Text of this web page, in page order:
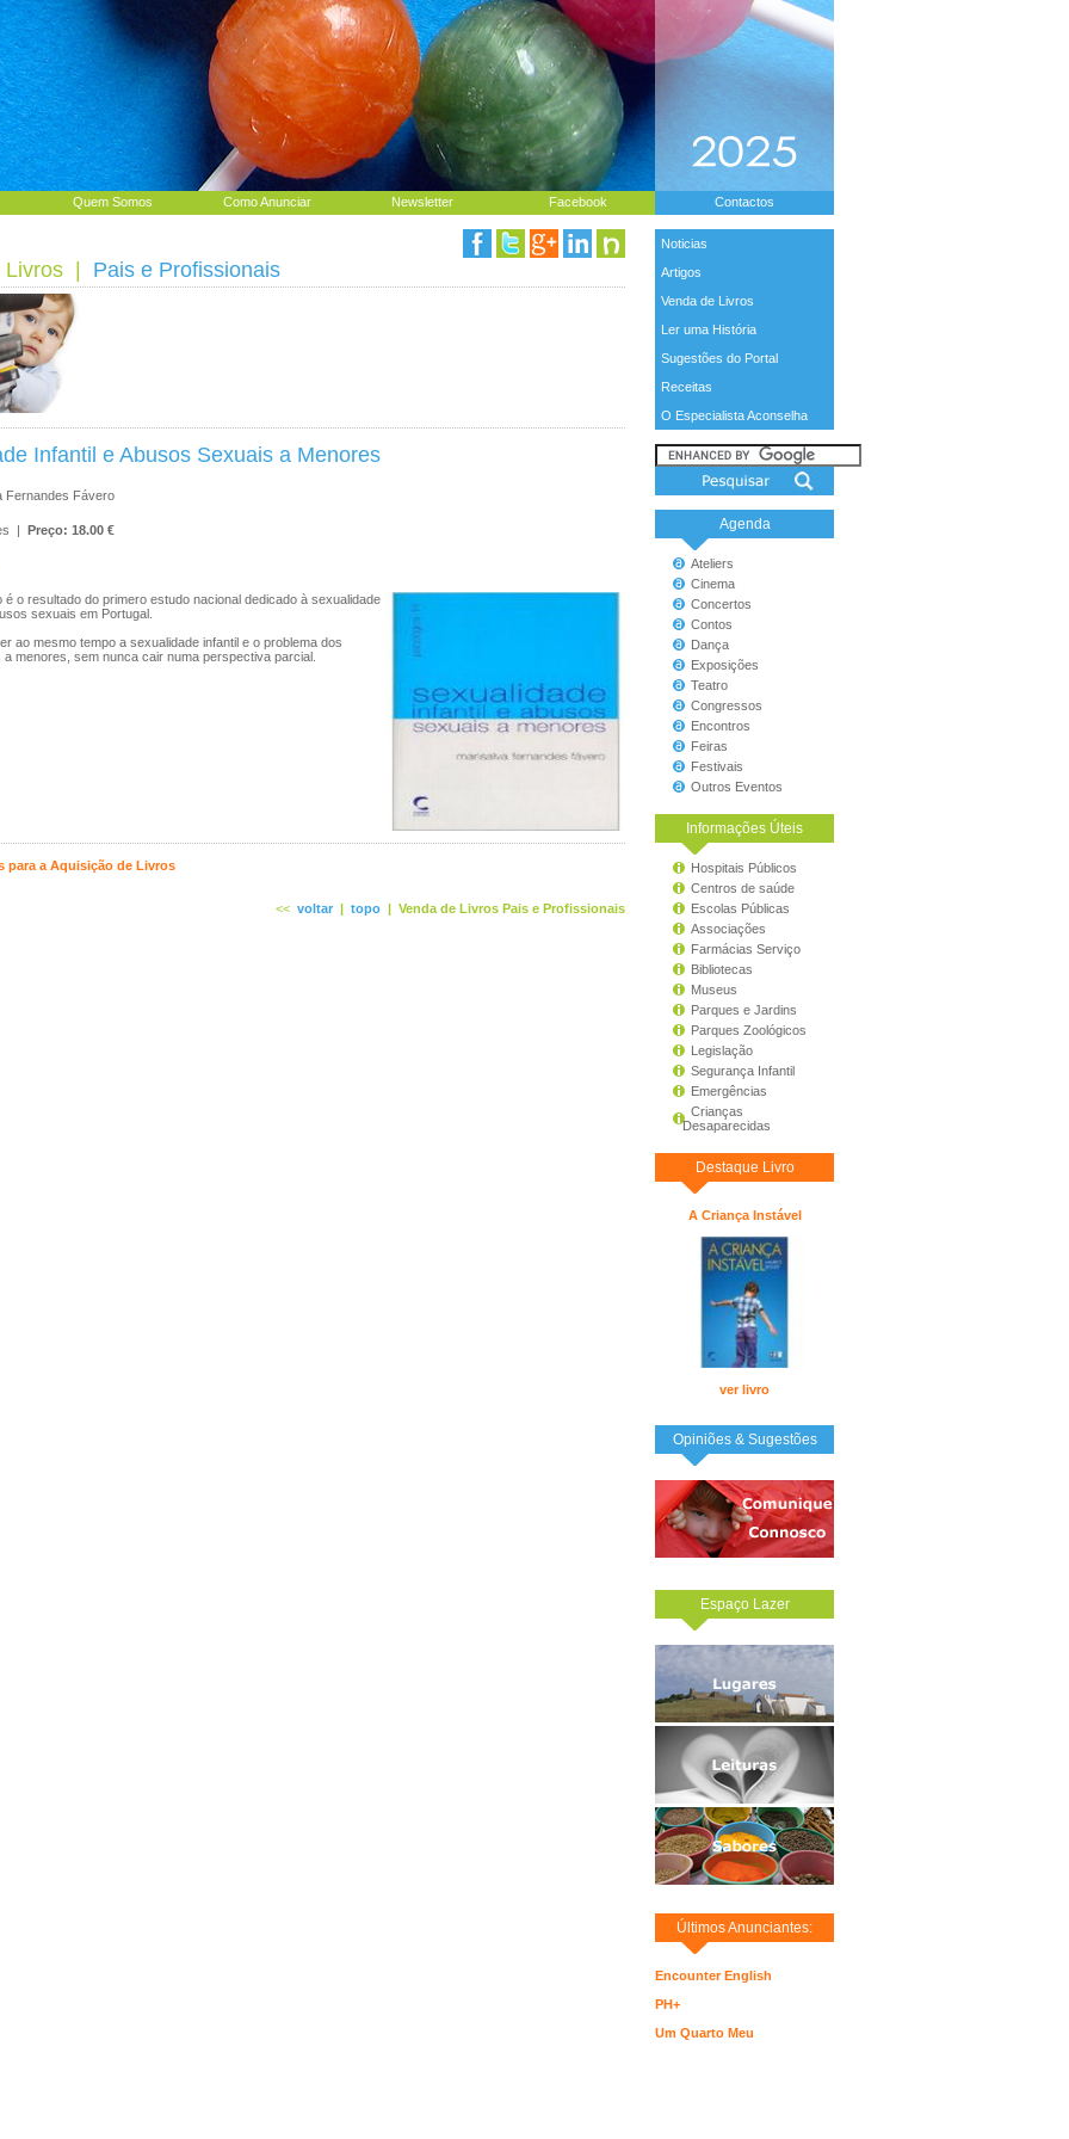
Quem Somos Como Anunciar Newsletter Facebook Contactos
Noticias
Artigos
Venda de Livros
Ler uma História
Sugestões do Portal
Receitas
O Especialista Aconselha
Agenda
Ateliers
Cinema
Concertos
Contos
Dança
Exposições
Teatro
Congressos
Encontros
Feiras
Festivais
Outros Eventos
Informações Úteis
Hospitais Públicos
Centros de saúde
Escolas Públicas
Associações
Farmácias Serviço
Bibliotecas
Museus
Parques e Jardins
Parques Zoológicos
Legislação
Segurança Infantil
Emergências
Crianças
Desaparecidas
Destaque Livro
A Criança Instável
ver livro
Opiniões & Sugestões
Espaço Lazer
Últimos Anunciantes:
Encounter English
PH+
Um Quarto Meu
Livros Pais e Profissionais
Infantil e Abusos Sexuais a Menores
Fernandes Fávero
| Preço: 18.00 €
é o resultado do primero estudo nacional dedicado à sexualidade
sexuais em Portugal.
ao mesmo tempo a sexualidade infantil e o problema dos
menores, sem nunca cair numa perspectiva parcial.
para a Aquisição de Livros
<< voltar | topo | Venda de Livros Pais e Profissionais